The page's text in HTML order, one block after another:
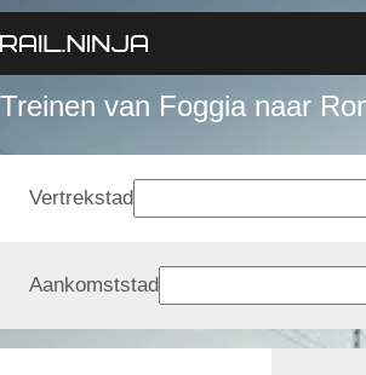
Treinen van Foggia naar
Vertrekstad
Aankomststad